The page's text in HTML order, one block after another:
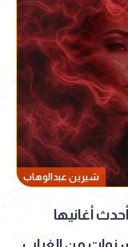
شيرين عبدالوهاب
أغانيها